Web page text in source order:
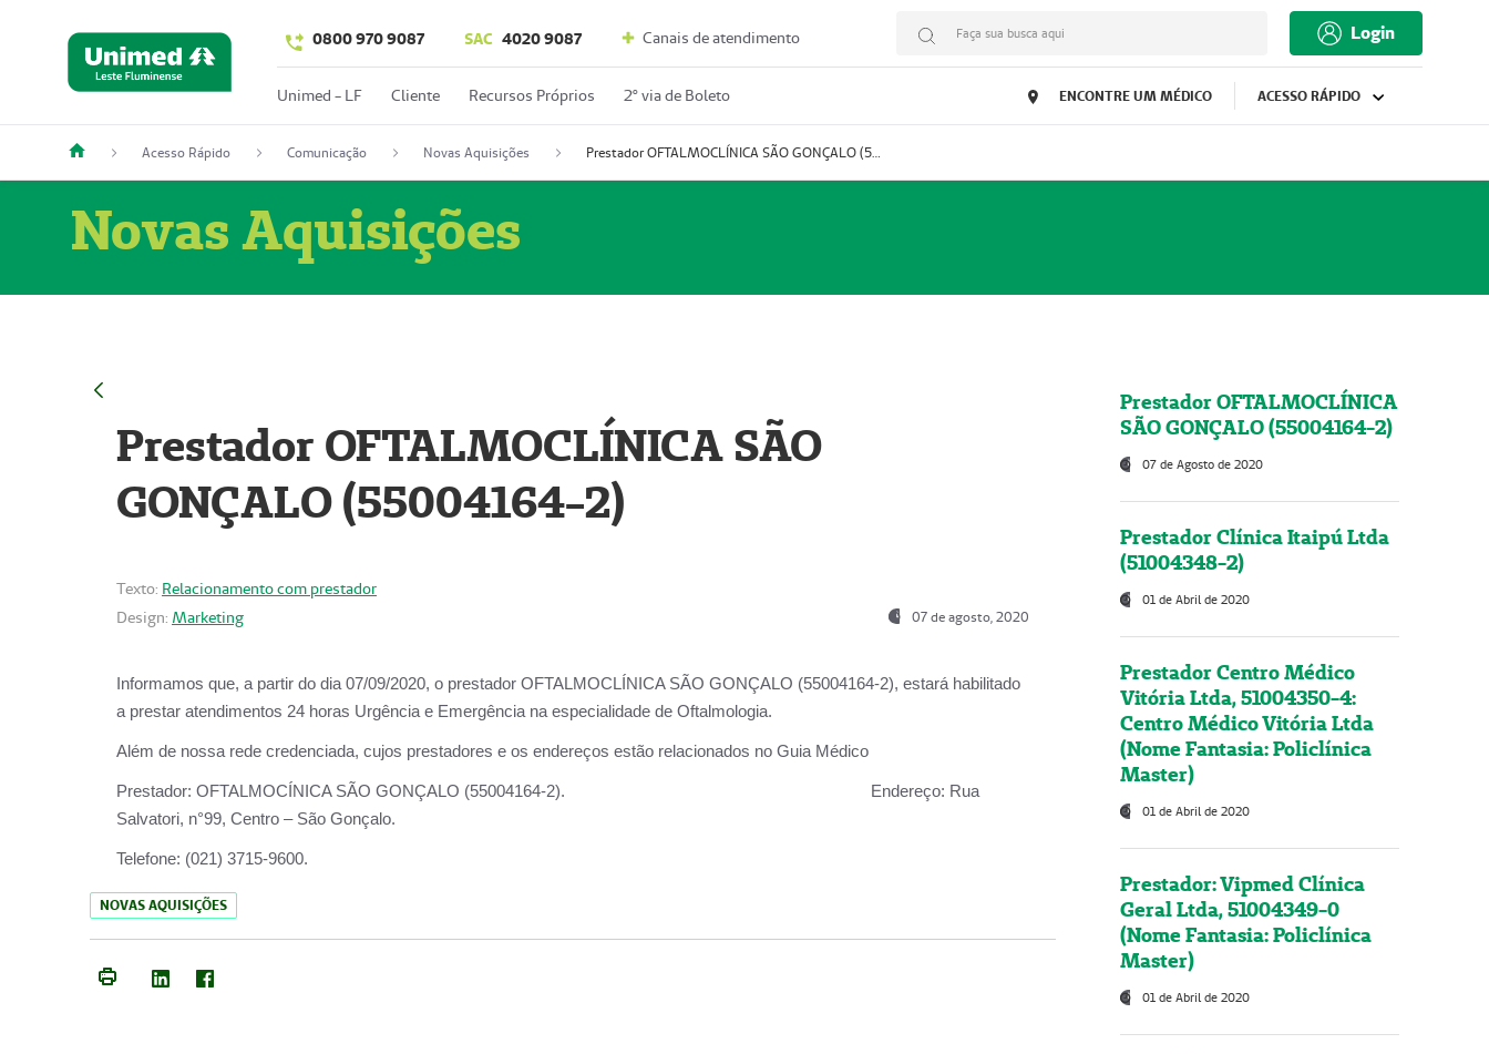
0800 970 9087 SAC 4020 9087 Canais de atendimento Faça sua busca aqui Login
Unimed - LF Cliente Recursos Próprios 2º via de Boleto ENCONTRE UM MÉDICO ACESSO RÁPIDO
Acesso Rápido Comunicação Novas Aquisições Prestador OFTALMOCLÍNICA SÃO GONÇALO (55004164-2)
Novas Aquisições
Prestador OFTALMOCLÍNICA SÃO
GONÇALO (55004164-2)
Texto: Relacionamento com prestador
Design: Marketing 07 de agosto, 2020
Informamos que, a partir do dia 07/09/2020, o prestador OFTALMOCLÍNICA SÃO GONÇALO (55004164-2), estará habilitado
a prestar atendimentos 24 horas Urgência e Emergência na especialidade de Oftalmologia.
Além de nossa rede credenciada, cujos prestadores e os endereços estão relacionados no Guia Médico
Prestador: OFTALMOCÍNICA SÃO GONÇALO (55004164-2). Endereço: Rua
Salvatori, n°99, Centro – São Gonçalo.
Telefone: (021) 3715-9600.
NOVAS AQUISIÇÕES
Prestador OFTALMOCLÍNICA
SÃO GONÇALO (55004164-2)
07 de Agosto de 2020
Prestador Clínica Itaipú Ltda
(51004348-2)
01 de Abril de 2020
Prestador Centro Médico
Vitória Ltda, 51004350-4:
Centro Médico Vitória Ltda
(Nome Fantasia: Policlínica
Master)
01 de Abril de 2020
Prestador: Vipmed Clínica
Geral Ltda, 51004349-0
(Nome Fantasia: Policlínica
Master)
01 de Abril de 2020